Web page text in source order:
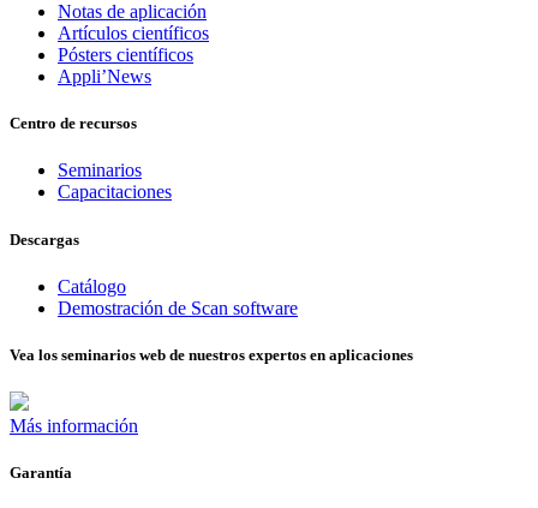
Notas de aplicación
Artículos científicos
Pósters científicos
Appli’News
Centro de recursos
Seminarios
Capacitaciones
Descargas
Catálogo
Demostración de Scan software
Vea los seminarios web de nuestros expertos en aplicaciones
Más información
Garantía